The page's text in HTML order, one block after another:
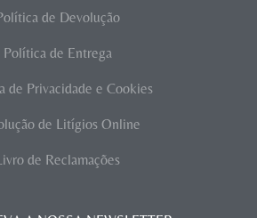
de Devolução
Política de Entrega
de Privacidade e Cookies
de Litígios Online
de Reclamações